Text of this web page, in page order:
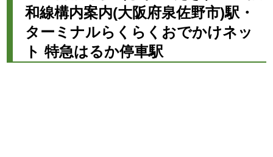
和線構内案内(大阪府泉佐野市)駅・
ターミナルらくらくおでかけネッ
ト 特急はるか停車駅